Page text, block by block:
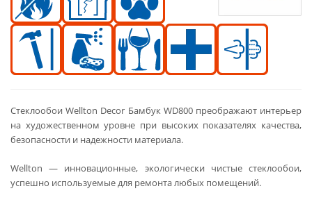
Стеклообои Wellton Decor Бамбук WD800 преображают интерьер
на художественном уровне при высоких показателях качества,
безопасности и надежности материала.
Wellton — инновационные, экологически чистые стеклообои,
успешно используемые для ремонта любых помещений.